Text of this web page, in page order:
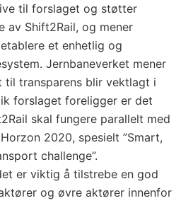
til forslaget og støtter
av Shift2Rail, og mener
et enhetlig og
Jernbaneverket mener
til transparens blir vektlagt i
forslaget foreligger er det
skal fungere parallelt med
2020, spesielt ”Smart,
challenge”.
er viktig å tilstrebe en god
og øvre aktører innenfor